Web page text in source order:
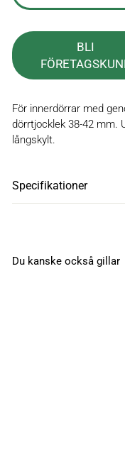
BLI
För innerdörrar med
dörrtjocklek 38-42 mm.
långskylt.
Specifikationer
Du kanske också gillar